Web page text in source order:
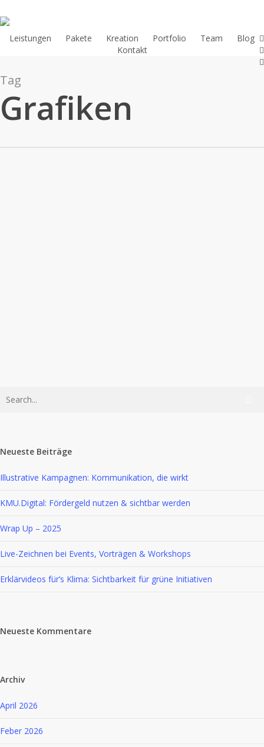
to
mainLeistungen Pakete Kreation Portfolio Team
Blog
Kontakt
Tag
Grafiken
Neueste Beiträge
Illustrative Kampagnen: Kommunikation, die wirkt
KMU.Digital: Fördergeld nutzen & sichtbar werden
Wrap Up – 2025
Live-Zeichnen bei Events, Vorträgen & Workshops
Erklärvideos für’s Klima: Sichtbarkeit für grüne Initiativen
Neueste Kommentare
Archiv
April 2026
Feber 2026